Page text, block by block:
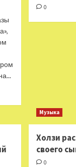
0
Музыка
Холзи
своего
0